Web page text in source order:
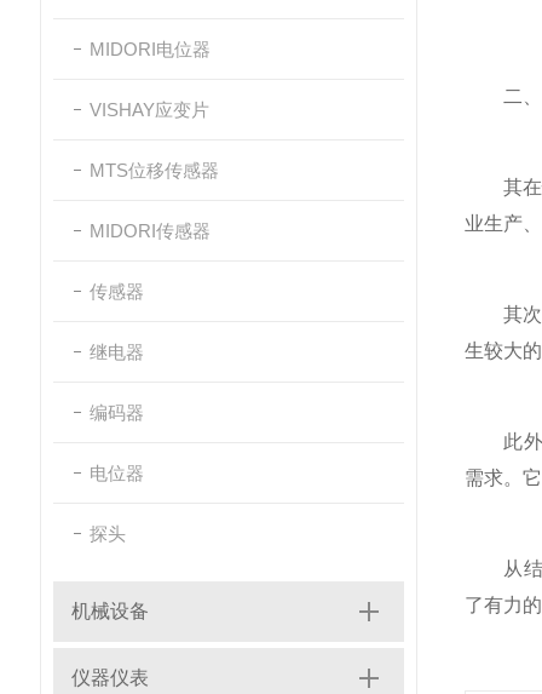
MIDORI电位器
VISHAY应变片
MTS位移传感器
MIDORI传感器
传感器
继电器
编码器
电位器
探头
机械设备
仪器仪表
二、
其在性
业生产
其次，
生较大
此外，
需求。
从结
了有力